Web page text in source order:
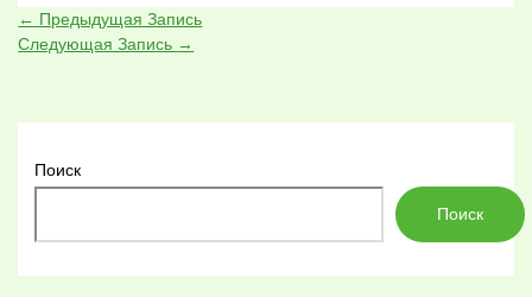
← Предыдущая Запись
Следующая Запись →
Поиск
Поиск